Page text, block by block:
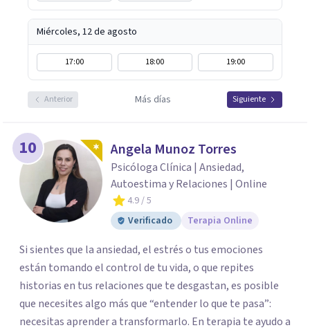
Miércoles, 12 de agosto
17:00 18:00 19:00
Anterior Más días Siguiente
10 Angela Munoz Torres
Psicóloga Clínica | Ansiedad,
Autoestima y Relaciones | Online
4.9/ 5
Verificado
Terapia Online
Si sientes que la ansiedad, el estrés o tus emociones
están tomando el control de tu vida, o que repites
historias en tus relaciones que te desgastan, es posible
que necesites algo más que “entender lo que te pasa”:
necesitas aprender a transformarlo. En terapia te ayudo a